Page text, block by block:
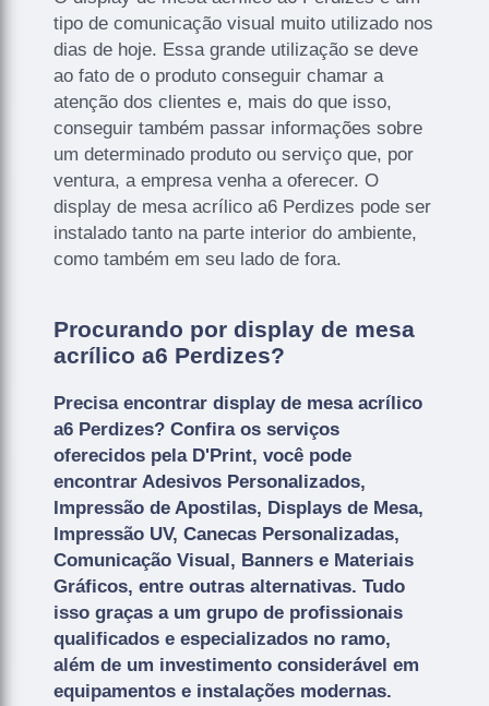
tipo de comunicação visual muito utilizado nos
dias de hoje. Essa grande utilização se deve
ao fato de o produto conseguir chamar a
atenção dos clientes e, mais do que isso,
conseguir também passar informações sobre
um determinado produto ou serviço que, por
ventura, a empresa venha a oferecer. O
display de mesa acrílico a6 Perdizes pode ser
instalado tanto na parte interior do ambiente,
como também em seu lado de fora.
Procurando por display de mesa
acrílico a6 Perdizes?
Precisa encontrar display de mesa acrílico
a6 Perdizes? Confira os serviços
oferecidos pela D'Print, você pode
encontrar Adesivos Personalizados,
Impressão de Apostilas, Displays de Mesa,
Impressão UV, Canecas Personalizadas,
Comunicação Visual, Banners e Materiais
Gráficos, entre outras alternativas. Tudo
isso graças a um grupo de profissionais
qualificados e especializados no ramo,
além de um investimento considerável em
equipamentos e instalações modernas.